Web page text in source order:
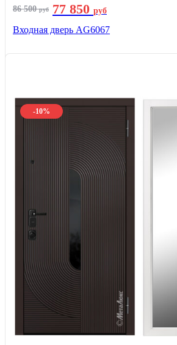
86 500руб 77 850 руб
Входная дверь AG6067
-10%